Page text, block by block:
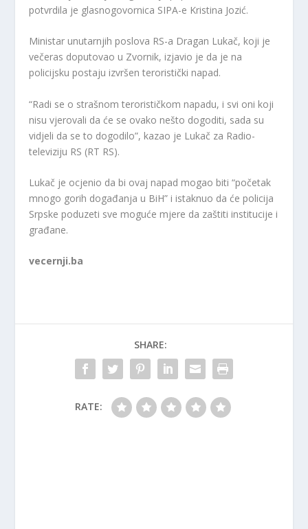
potvrdila je glasnogovornica SIPA-e Kristina Jozić.
Ministar unutarnjih poslova RS-a Dragan Lukač, koji je
večeras doputovao u Zvornik, izjavio je da je na
policijsku postaju izvršen teroristički napad.
“Radi se o strašnom terorističkom napadu, i svi oni koji
nisu vjerovali da će se ovako nešto dogoditi, sada su
vidjeli da se to dogodilo”, kazao je Lukač za Radio-
televiziju RS (RT RS).
Lukač je ocjenio da bi ovaj napad mogao biti “početak
mnogo gorih događanja u BiH” i istaknuo da će policija
Srpske poduzeti sve moguće mjere da zaštiti institucije i
građane.
vecernji.ba
SHARE:
RATE: